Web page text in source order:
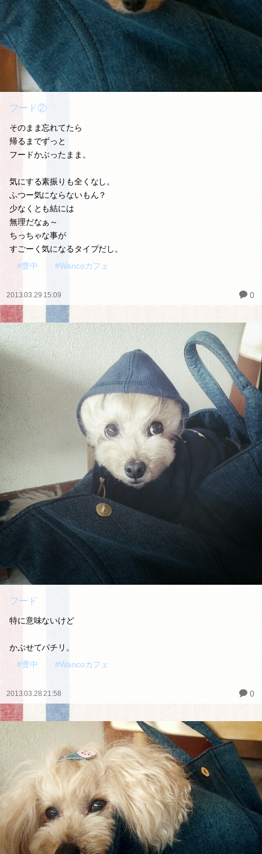
フード②
そのまま忘れてたら
帰るまでずっと
フードかぶったまま。
気にする素振りも全くなし。
ふつー気にならないもん？
少なくとも結には
無理だなぁ～
ちっちゃな事が
すごーく気になるタイプだし。
#豊中
#Wancoカフェ
2013.03.29 15:09 0
フード
特に意味ないけど
かぶせてパチリ。
#豊中
#Wancoカフェ
2013.03.28 21:58 0